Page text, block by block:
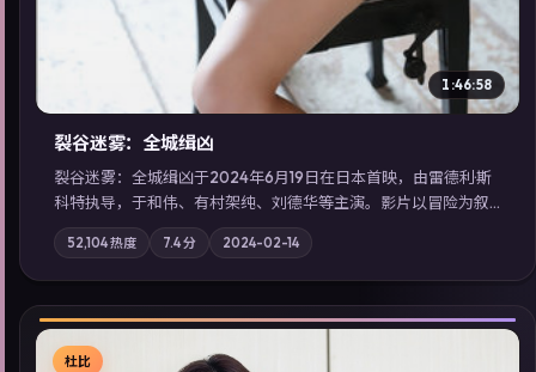
1:46:58
裂谷迷雾：全城缉凶
裂谷迷雾：全城缉凶于2024年6月19日在日本首映，由雷德利·斯
科特执导，于和伟、有村架纯、刘德华等主演。影片以冒险为叙
事主轴，城市霓虹背后，有人用规则改写命运；摄影与配乐强化
地域气质；站内亦可通过「国产免费观看高清电视剧在线看」延
展检索同类型高分佳作，畅享高清在线追剧体验。
52,104热度 7.4分 2024-02-14
杜比